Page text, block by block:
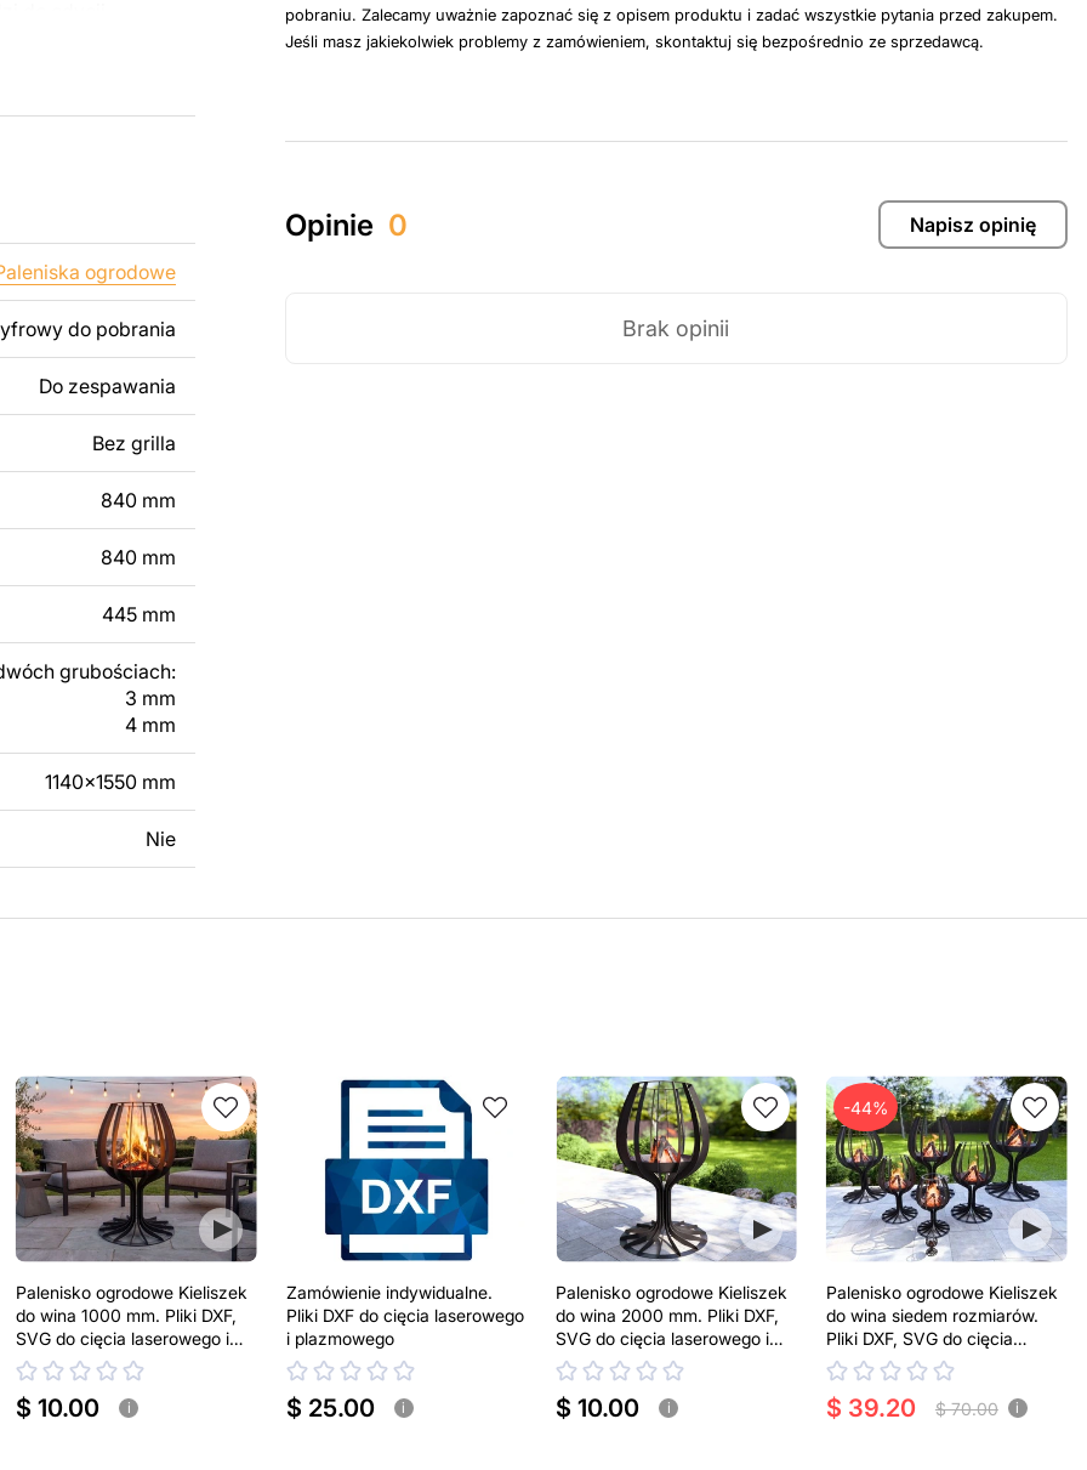
blachy. Rysunki
że
dodanie tekstu,
według
metalowego
się z nami
ogrodowe
do pobrania
Do zespawania
Bez grilla
840 mm
840 mm
445 mm
grubościach:
3 mm
4 mm
1140x1550 mm
Nie
pobraniu. Zalecamy uważnie zapoznać się z opisem produktu i zadać wszystkie pytania przed zakupem.
Jeśli masz jakiekolwiek problemy z zamówieniem, skontaktuj się bezpośrednio ze sprzedawcą.
Opinie 0 Napisz opinię
Brak opinii
Palenisko ogrodowe Kieliszek
do wina 1000 mm. Pliki DXF,
SVG do cięcia laserowego i
plazmowego
$ 10.00 i
Zamówienie indywidualne.
Pliki DXF do cięcia laserowego
i plazmowego
$ 25.00 i
Palenisko ogrodowe Kieliszek
do wina 2000 mm. Pliki DXF,
SVG do cięcia laserowego i
plazmowego
$ 10.00 i
-44%
Palenisko ogrodowe Kieliszek
do wina siedem rozmiarów.
Pliki DXF, SVG do cięcia
laserowego i plazmowego
$ 39.20 $ 70.00 i